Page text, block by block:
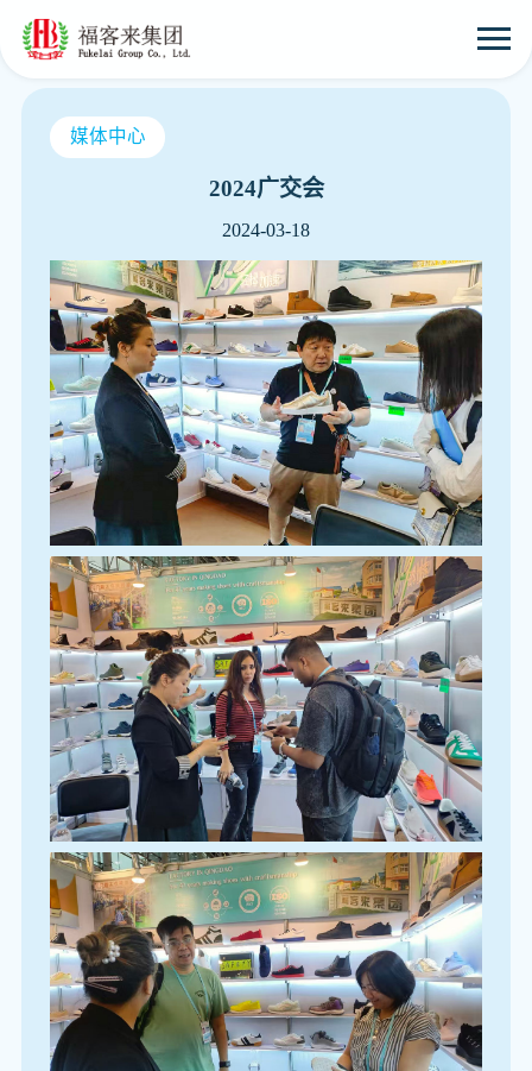
媒体中心
2024广交会
2024-03-18